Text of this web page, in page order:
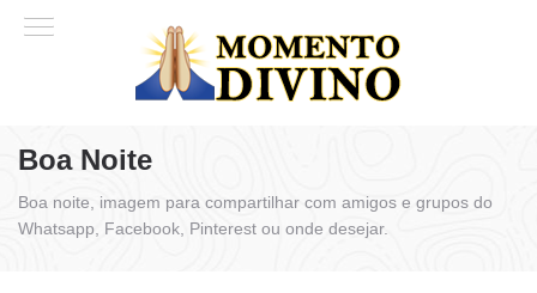
Boa Noite
Boa noite, imagem para compartilhar com amigos e grupos do
Whatsapp, Facebook, Pinterest ou onde desejar.